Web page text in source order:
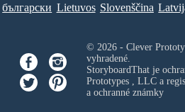
български Lietuvos Slovenščina
© 2026 - Clever
vyhradené.
StoryboardThat je
Prototypes , LLCa
a ochranné známky